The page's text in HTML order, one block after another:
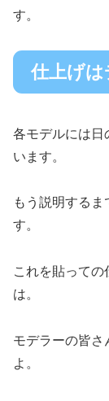
す。
仕上げは
各モデルには日
います。
もう説明する
す。
これを貼って
は。
モデラーの皆さ
よ。